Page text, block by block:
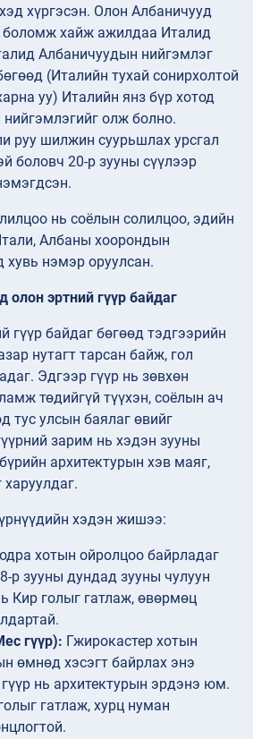
хүргэсэн. Олон Албаничууд
боломж хайж ажилдаа Италид
Албаничуудын нийгэмлэг
(Италийн тухай сонирхолтой
уу) Италийн янз бүр хотод
олж болно.
руу шилжин суурьшлах урсгал
боловч 20-р зууны сүүлээр
нь соёлын солилцоо, эдийн
Албаны хоорондын
хувь нэмэр оруулсан.
олон эртний гүүр байдаг
гүүр байдаг бөгөөд тэдгээрийн
нутагт тарсан байж, гол
Эдгээр гүүр нь зөвхөн
төдийгүй түүхэн, соёлын ач
тус улсын баялаг өвийг
зарим нь хэдэн зууны
архитектурын хэв маяг,
хэдэн жишээ:
хотын ойролцоо байрладаг
р зууны дундад зууны чулуун
Кир голыг гатлаж, өвөрмөц
гүүр): Гжирокастер хотын
өмнөд хэсэгт байрлах энэ
нь архитектурын эрдэнэ юм.
гатлаж, хурц нуман